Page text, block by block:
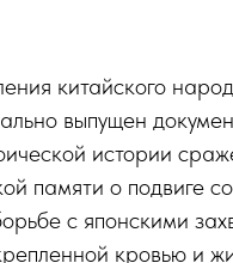
китайского
выпущен
истории
памяти о подвиге
с японскими
кровью и